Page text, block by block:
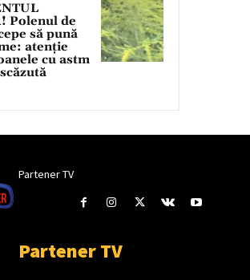
Polenul de
să pună
atenție
cu astm
Partener TV
Partener TV